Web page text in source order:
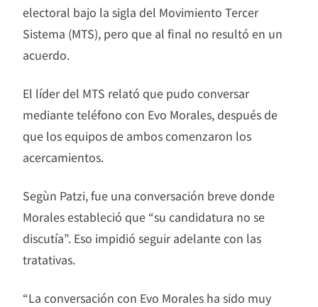
electoral bajo la sigla del Movimiento Tercer
Sistema (MTS), pero que al final no resultó en un
acuerdo.
El líder del MTS relató que pudo conversar
mediante teléfono con Evo Morales, después de
que los equipos de ambos comenzaron los
acercamientos.
Segùn Patzi, fue una conversación breve donde
Morales estableció que “su candidatura no se
discutía”. Eso impidió seguir adelante con las
tratativas.
“La conversación con Evo Morales ha sido muy